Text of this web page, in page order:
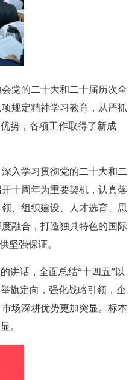
党的二十大和二十届历次全
规定精神学习教育，从严抓
势，各项工作取得了新成
入学习贯彻党的二十大和二
十周年为重要契机，认真落
、组织建设、人才选育、思
融合，打造独具特色的国际
坚强保证。
讲话，全面总结“十四五”以
旗定向，强化战略引领，企
场深耕优势更加突显。标本
。